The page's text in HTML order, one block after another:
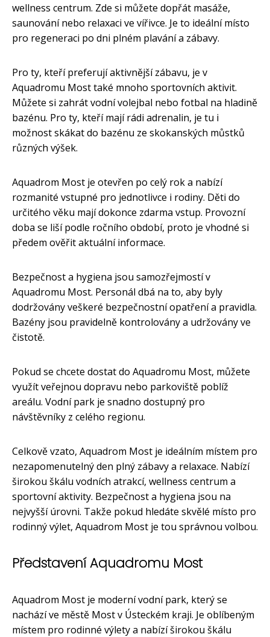
wellness centrum. Zde si můžete dopřát masáže,
saunování nebo relaxaci ve vířivce. Je to ideální místo
pro regeneraci po dni plném plavání a zábavy.
Pro ty, kteří preferují aktivnější zábavu, je v
Aquadromu Most také mnoho sportovních aktivit.
Můžete si zahrát vodní volejbal nebo fotbal na hladině
bazénu. Pro ty, kteří mají rádi adrenalin, je tu i
možnost skákat do bazénu ze skokanských můstků
různých výšek.
Aquadrom Most je otevřen po celý rok a nabízí
rozmanité vstupné pro jednotlivce i rodiny. Děti do
určitého věku mají dokonce zdarma vstup. Provozní
doba se liší podle ročního období, proto je vhodné si
předem ověřit aktuální informace.
Bezpečnost a hygiena jsou samozřejmostí v
Aquadromu Most. Personál dbá na to, aby byly
dodržovány veškeré bezpečnostní opatření a pravidla.
Bazény jsou pravidelně kontrolovány a udržovány ve
čistotě.
Pokud se chcete dostat do Aquadromu Most, můžete
využít veřejnou dopravu nebo parkoviště poblíž
areálu. Vodní park je snadno dostupný pro
návštěvníky z celého regionu.
Celkově vzato, Aquadrom Most je ideálním místem pro
nezapomenutelný den plný zábavy a relaxace. Nabízí
širokou škálu vodních atrakcí, wellness centrum a
sportovní aktivity. Bezpečnost a hygiena jsou na
nejvyšší úrovni. Takže pokud hledáte skvělé místo pro
rodinný výlet, Aquadrom Most je tou správnou volbou.
Představení Aquadromu Most
Aquadrom Most je moderní vodní park, který se
nachází ve městě Most v Ústeckém kraji. Je oblíbeným
místem pro rodinné výlety a nabízí širokou škálu